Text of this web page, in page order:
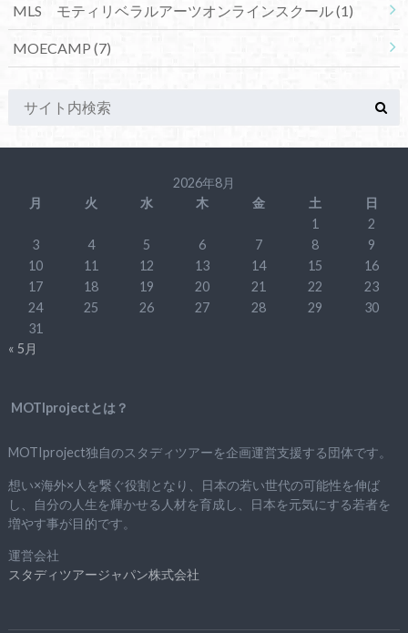
MLS モティリベラルアーツオンラインスクール(1)
MOECAMP (7)
2026年8月
月
火 水 木 金 土
日
1
2
3
4 5 6 7 8
9
10
11 12 13 14 15
16
17
18 19 20 21 22
23
24
25 26 27 28 29
30
31
« 5月
MOTIprojectとは？
MOTIproject独自のスタディツアーを企画運営支援する団体です。
想い×海外×人を繋ぐ役割となり、日本の若い世代の可能性を伸ば
し、自分の人生を輝かせる人材を育成し、日本を元気にする若者を
増やす事が目的です。
運営会社
スタディツアージャパン株式会社